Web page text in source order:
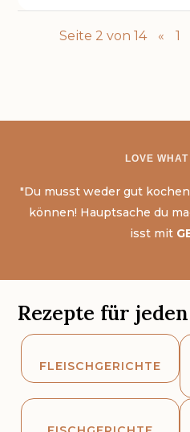
Seite 2 von 14 « 1
LOVE
"Du musst weder gut
können! Hauptsache du
isst mit
Rezepte für
FLEISCHGERICHTE